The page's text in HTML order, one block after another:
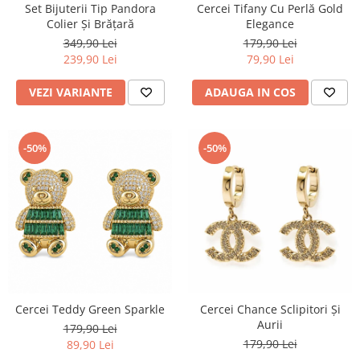
Set Bijuterii Tip Pandora
Colier Și Brățară
349,90 Lei
239,90 Lei
VEZI VARIANTE
Cercei Tifany Cu Perlă Gold
Elegance
179,90 Lei
79,90 Lei
ADAUGA IN COS
-50%
Cercei Teddy Green Sparkle
179,90 Lei
89,90 Lei
-50%
Cercei Chance Sclipitori Și
Aurii
179,90 Lei